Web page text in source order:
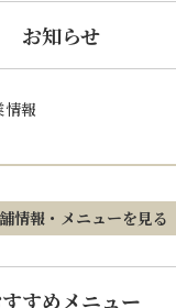
お知らせ
情報
情報 ・メニューを見る
すめメニュー